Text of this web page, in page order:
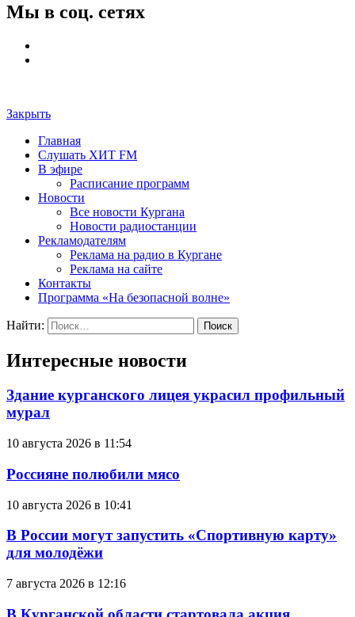
Мы в соц. сетях
Закрыть
Главная
Слушать ХИТ FM
В эфире
Расписание программ
Новости
Все новости Кургана
Новости радиостанции
Рекламодателям
Реклама на радио в Кургане
Реклама на сайте
Контакты
Программа «На безопасной волне»
Найти:
Интересные новости
Здание курганского лицея украсил профильный
мурал
10 августа 2026 в 11:54
Россияне полюбили мясо
10 августа 2026 в 10:41
В России могут запустить «Спортивную карту»
для молодёжи
7 августа 2026 в 12:16